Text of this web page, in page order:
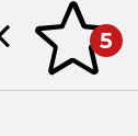
5
Previous slide